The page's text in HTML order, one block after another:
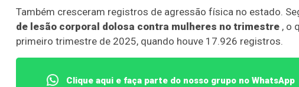
Também cresceram registros de agressão física no estado.
de lesão corporal dolosa contra mulheres no trimestre , o
primeiro trimestre de 2025, quando houve 17.926 registros.
Clique aqui e faça parte do nosso grupo no WhatsApp